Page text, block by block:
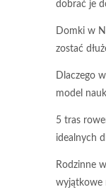
dobrać je
Domki w
zostać
Dlaczego
model
5 tras
idealnych
Rodzinne
wyjątkowe